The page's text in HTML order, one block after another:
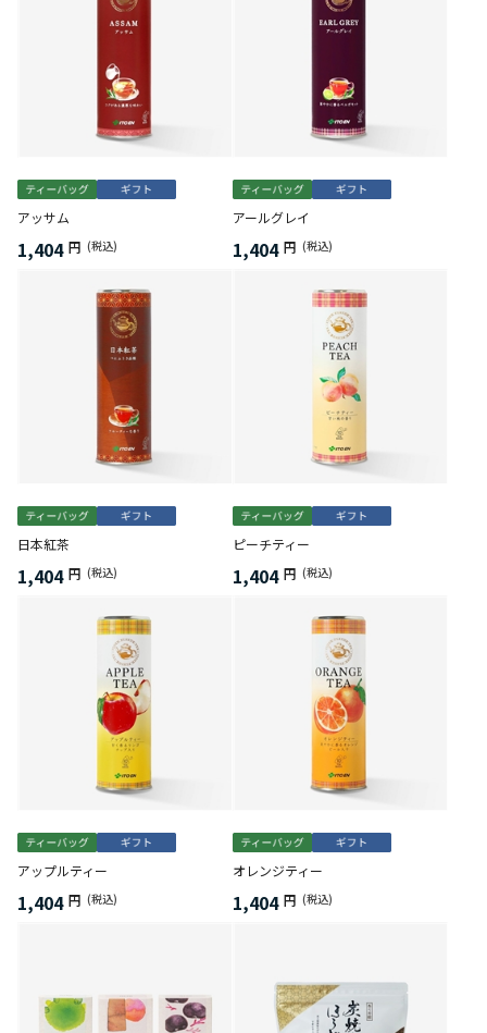
アッサム
1,404 円 (税込)
アールグレイ
1,404 円 (税込)
日本紅茶
1,404 円 (税込)
ピーチティー
1,404 円 (税込)
アップルティー
1,404 円 (税込)
オレンジティー
1,404 円 (税込)